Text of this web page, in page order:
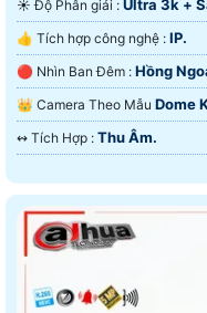
☀️ Độ Phân giải : Ultra 3k +
👍 Tích hợp công nghệ : IP.
🔴 Nhìn Ban Đêm : Hồng
👑 Camera Theo Mẫu Dome
️↭ Tích Hợp : Thu Âm.